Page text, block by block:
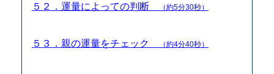
５２．運量によっての判断 （約5分30秒）
５３．親の運量をチェック （約4分40秒）